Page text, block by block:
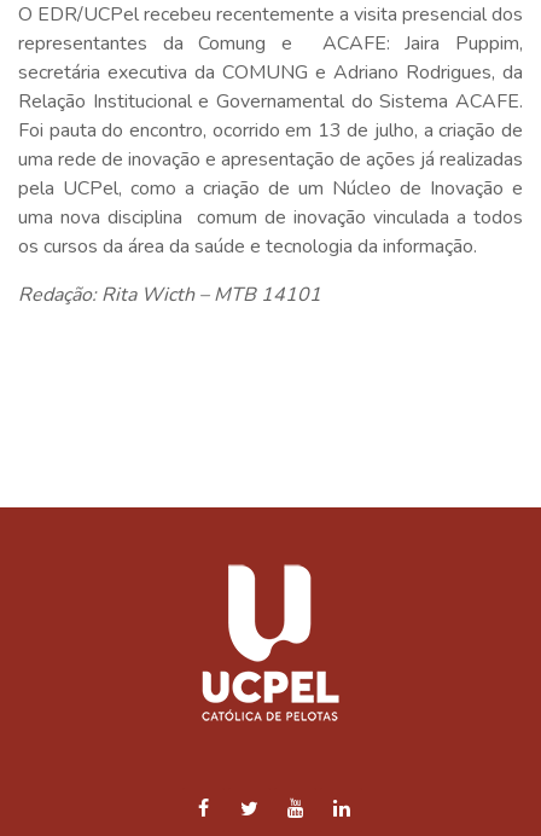
O EDR/UCPel recebeu recentemente a visita presencial dos
representantes da Comung e ACAFE: Jaira Puppim,
secretária executiva da COMUNG e Adriano Rodrigues, da
Relação Institucional e Governamental do Sistema ACAFE.
Foi pauta do encontro, ocorrido em 13 de julho, a criação de
uma rede de inovação e apresentação de ações já realizadas
pela UCPel, como a criação de um Núcleo de Inovação e
uma nova disciplina comum de inovação vinculada a todos
os cursos da área da saúde e tecnologia da informação.
Redação: Rita Wicth – MTB 14101